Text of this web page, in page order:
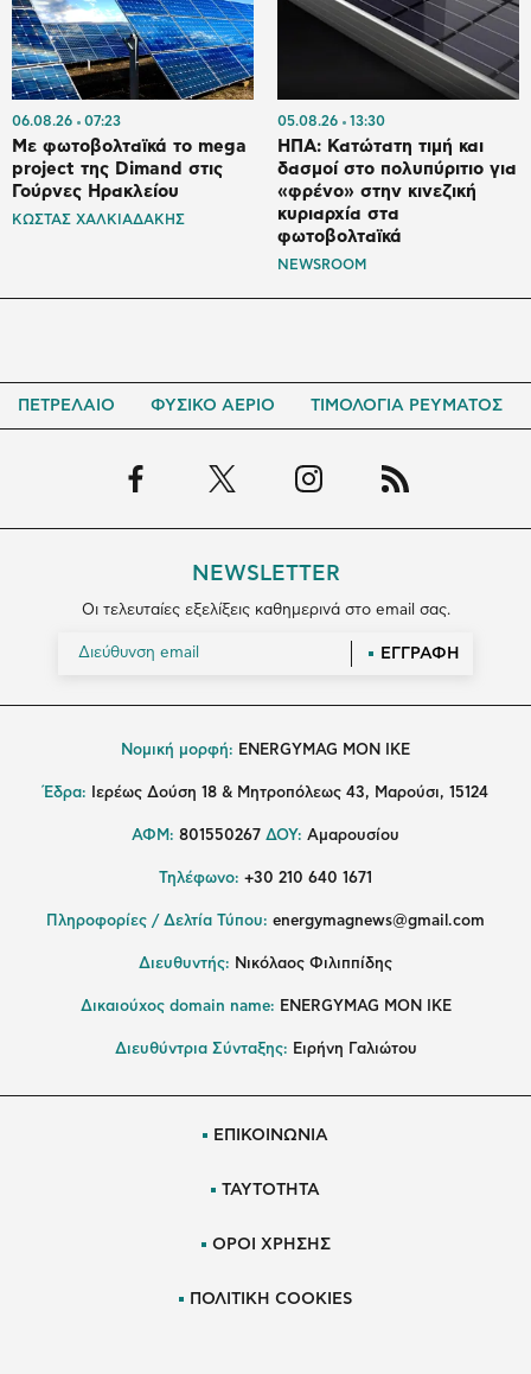
06.08.26 07:23
Με φωτοβολταϊκά το mega
project της Dimand στις
Γούρνες Ηρακλείου
ΚΩΣΤΑΣ ΧΑΛΚΙΑΔΑΚΗΣ
05.08.26 13:30
ΗΠΑ: Κατώτατη τιμή και
δασμοί στο πολυπύριτιο για
«φρένο» στην κινεζική
κυριαρχία στα
φωτοβολταϊκά
NEWSROOM
ΠΕΤΡΕΛΑΙΟ ΦΥΣΙΚΟ ΑΕΡΙΟ ΤΙΜΟΛΟΓΙΑ ΡΕΥΜΑΤΟΣ
NEWSLETTER
Οι τελευταίες εξελίξεις καθημερινά στο email σας.
ΕΓΓΡΑΦΗ
Νομική μορφή: ENERGYMAG MON IKE
Έδρα: Ιερέως Δούση 18 & Μητροπόλεως 43, Μαρούσι, 15124
ΑΦΜ: 801550267 ΔΟΥ: Αμαρουσίου
Τηλέφωνο: +30 210 640 1671
Πληροφορίες / Δελτία Τύπου: energymagnews@gmail.com
Διευθυντής: Νικόλαος Φιλιππίδης
Δικαιούχος domain name: ENERGYMAG ΜΟΝ ΙΚΕ
Διευθύντρια Σύνταξης: Ειρήνη Γαλιώτου
ΕΠΙΚΟΙΝΩΝΙΑ
ΤΑΥΤΟΤΗΤΑ
ΟΡΟΙ ΧΡΗΣΗΣ
ΠΟΛΙΤΙΚΗ COOKIES